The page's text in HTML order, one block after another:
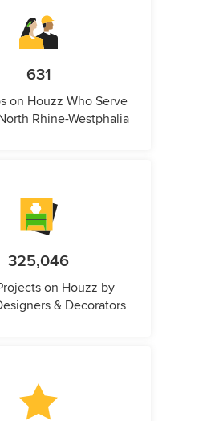
631
on Houzz Who Serve
Rhine-Westphalia
325,046
on Houzz by
& Decorators